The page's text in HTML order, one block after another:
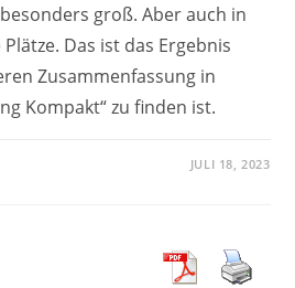
groß. Aber auch in
Das ist das Ergebnis
Zusammenfassung in
Kompakt“ zu finden ist.
JULI 18, 2023